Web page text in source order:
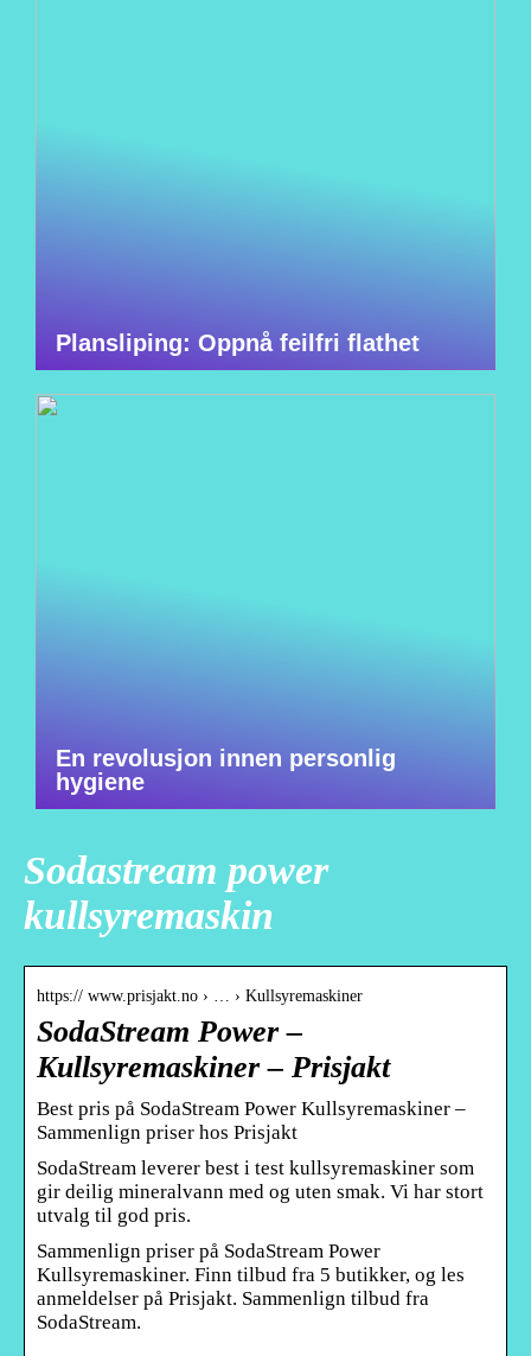
Plansliping: Oppnå feilfri flathet
En revolusjon innen personlig
hygiene
Sodastream power
kullsyremaskin
https:// www.prisjakt.no › … › Kullsyremaskiner
SodaStream Power –
Kullsyremaskiner – Prisjakt
Best pris på SodaStream Power Kullsyremaskiner –
Sammenlign priser hos Prisjakt
SodaStream leverer best i test kullsyremaskiner som
gir deilig mineralvann med og uten smak. Vi har stort
utvalg til god pris.
Sammenlign priser på SodaStream Power
Kullsyremaskiner. Finn tilbud fra 5 butikker, og les
anmeldelser på Prisjakt. Sammenlign tilbud fra
SodaStream.